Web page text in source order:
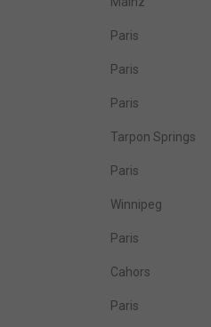
Paris
Paris
Paris
Tarpon Springs
Paris
Winnipeg
Paris
Cahors
Paris